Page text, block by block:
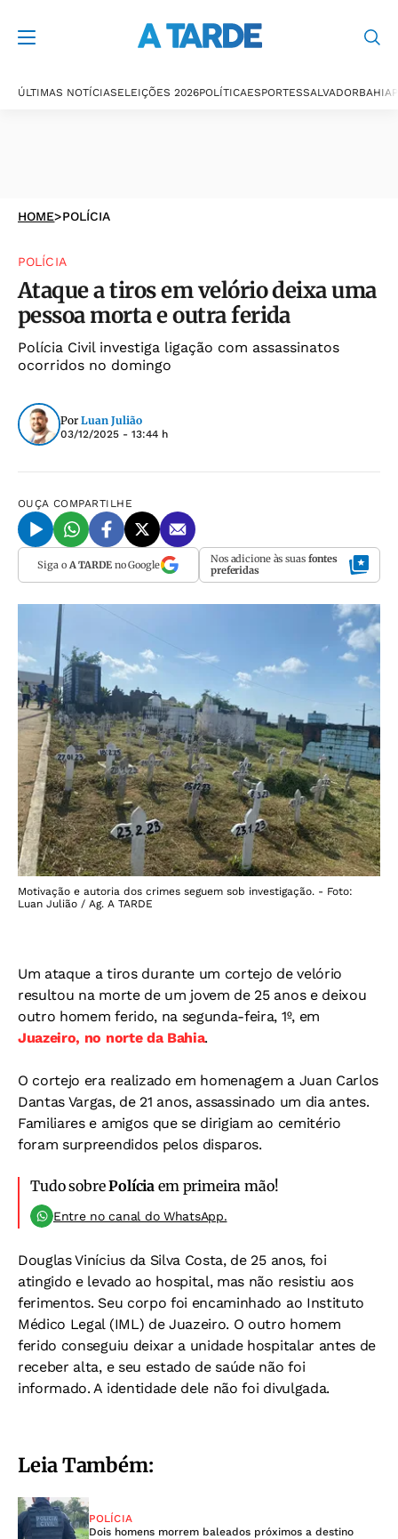
ÚLTIMAS NOTÍCIASELEIÇÕES 2026POLÍTICAESPORTESSALVADORBAHIA
HOME>POLÍCIA
POLÍCIA
Ataque a tiros em velório deixa uma
pessoa morta e outra ferida
Polícia Civil investiga ligação com assassinatos
ocorridos no domingo
Por Luan Julião
03/12/2025 - 13:44 h
OUÇA COMPARTILHE
Siga o A TARDEno Google Nos adicione às suas fontes
preferidas
Motivação e autoria dos crimes seguem sob investigação. - Foto:
Luan Julião / Ag. A TARDE
Um ataque a tiros durante um cortejo de velório
resultou na morte de um jovem de 25 anos e deixou
outro homem ferido, na segunda-feira, 1º, em
Juazeiro, no norte da Bahia.
O cortejo era realizado em homenagem a Juan Carlos
Dantas Vargas, de 21 anos, assassinado um dia antes.
Familiares e amigos que se dirigiam ao cemitério
foram surpreendidos pelos disparos.
Tudo sobrePolícia em primeira mão!
Entre no canal do WhatsApp.
Douglas Vinícius da Silva Costa, de 25 anos, foi
atingido e levado ao hospital, mas não resistiu aos
ferimentos. Seu corpo foi encaminhado ao Instituto
Médico Legal (IML) de Juazeiro. O outro homem
ferido conseguiu deixar a unidade hospitalar antes de
receber alta, e seu estado de saúde não foi
informado. A identidade dele não foi divulgada.
Leia Também:
POLÍCIA
Dois homens morrem baleados próximos a destino